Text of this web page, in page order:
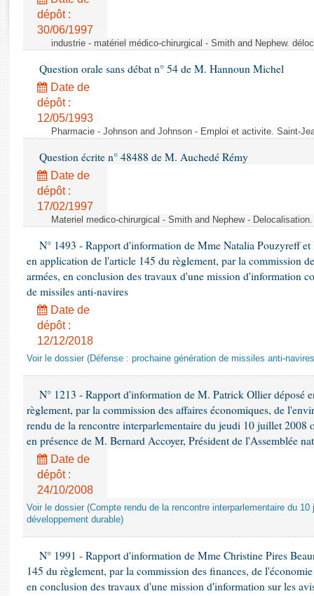
Rapports d'enquête
Rapports législatifs
Dossiers législatifs
Budget et sécurité sociale
Questions écrites et orales
dépôt :
30/06/1997
industrie - matériel médico-chirurgical - Smith and Nephew.
Question orale sans débat n° 54 de M. Hannoun Michel
Date de
dépôt :
12/05/1993
Pharmacie - Johnson and Johnson - Emploi et activite. Saint-
Question écrite n° 48488 de M. Auchedé Rémy
Date de
dépôt :
17/02/1997
Materiel medico-chirurgical - Smith and Nephew -
N° 1493 - Rapport d'information de Mme Natalia Pouzyreff
en application de l'article 145 du règlement, par la commission
armées, en conclusion des travaux d'une mission d'information
de missiles anti-navires
Date de
dépôt :
12/12/2018
Voir le dossier (Défense : prochaine génération de missiles anti-
N° 1213 - Rapport d'information de M. Patrick Ollier déposé
règlement, par la commission des affaires économiques, de
rendu de la rencontre interparlementaire du jeudi 10 juillet 2008
en présence de M. Bernard Accoyer, Président de l'Assemblée
Date de
dépôt :
24/10/2008
Voir le dossier (Compte rendu de la rencontre interparlementaire du
développement durable)
N° 1991 - Rapport d'information de Mme Christine Pires
145 du règlement, par la commission des finances, de
en conclusion des travaux d'une mission d'information sur les